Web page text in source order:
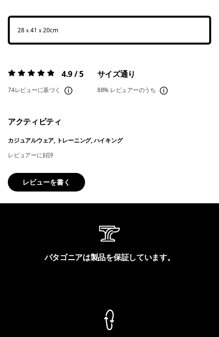
28ｘ41ｘ20cm
評価:4.9 / 5 4.9 / 5
74レビューに基づく
サイズ通り
88% レビュアーのうち
アクティビティ
カジュアルウェア, トレーニング, ハイキング
レビュアーに好評
レビューを書く
パタゴニアは製品を保証しています。